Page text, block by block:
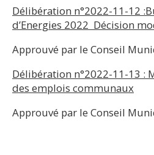
Délibération n°2022-11-12 :
d’Energies 2022 Décision
Approuvé par le Conseil
Délibération n°2022-11-13 :
des emplois communaux
Approuvé par le Conseil